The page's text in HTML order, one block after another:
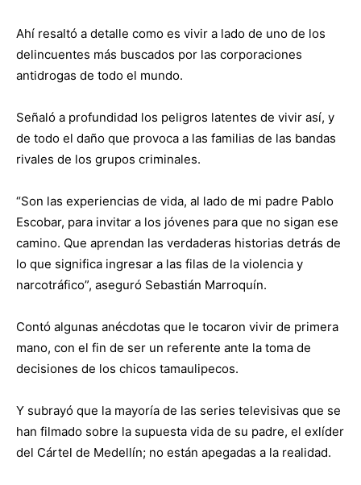
Ahí resaltó a detalle como es vivir a lado de uno de los
delincuentes más buscados por las corporaciones
antidrogas de todo el mundo.
Señaló a profundidad los peligros latentes de vivir así, y
de todo el daño que provoca a las familias de las bandas
rivales de los grupos criminales.
“Son las experiencias de vida, al lado de mi padre Pablo
Escobar, para invitar a los jóvenes para que no sigan ese
camino. Que aprendan las verdaderas historias detrás de
lo que significa ingresar a las filas de la violencia y
narcotráfico”, aseguró Sebastián Marroquín.
Contó algunas anécdotas que le tocaron vivir de primera
mano, con el fin de ser un referente ante la toma de
decisiones de los chicos tamaulipecos.
Y subrayó que la mayoría de las series televisivas que se
han filmado sobre la supuesta vida de su padre, el exlíder
del Cártel de Medellín; no están apegadas a la realidad.